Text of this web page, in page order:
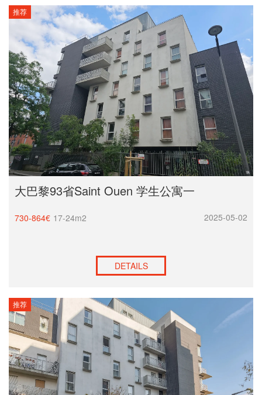
推荐
大巴黎93省Saint Ouen 学生公寓一
730-864€ 17-24m2 2025-05-02
DETAILS
推荐